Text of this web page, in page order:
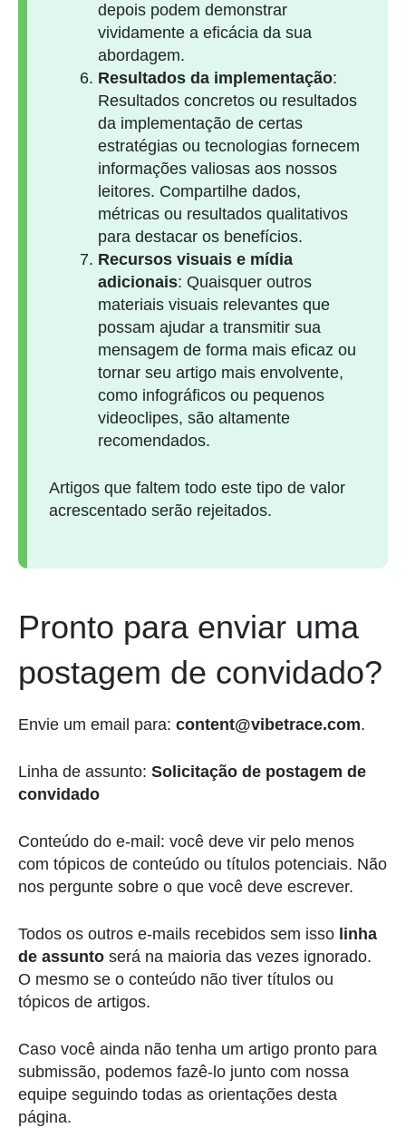
depois podem demonstrar
vividamente a eficácia da sua
abordagem.
Resultados da implementação:
Resultados concretos ou resultados
da implementação de certas
estratégias ou tecnologias fornecem
informações valiosas aos nossos
leitores. Compartilhe dados,
métricas ou resultados qualitativos
para destacar os benefícios.
Recursos visuais e mídia
adicionais: Quaisquer outros
materiais visuais relevantes que
possam ajudar a transmitir sua
mensagem de forma mais eficaz ou
tornar seu artigo mais envolvente,
como infográficos ou pequenos
videoclipes, são altamente
recomendados.
Artigos que faltem todo este tipo de valor
acrescentado serão rejeitados.
Pronto para enviar uma
postagem de convidado?
Envie um email para: content@vibetrace.com.
Linha de assunto: Solicitação de postagem de
convidado
Conteúdo do e-mail: você deve vir pelo menos
com tópicos de conteúdo ou títulos potenciais. Não
nos pergunte sobre o que você deve escrever.
Todos os outros e-mails recebidos sem isso linha
de assunto será na maioria das vezes ignorado.
O mesmo se o conteúdo não tiver títulos ou
tópicos de artigos.
Caso você ainda não tenha um artigo pronto para
submissão, podemos fazê-lo junto com nossa
equipe seguindo todas as orientações desta
página.